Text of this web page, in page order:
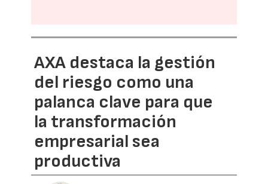
AXA destaca la gestión
del riesgo como una
palanca clave para que
la transformación
empresarial sea
productiva